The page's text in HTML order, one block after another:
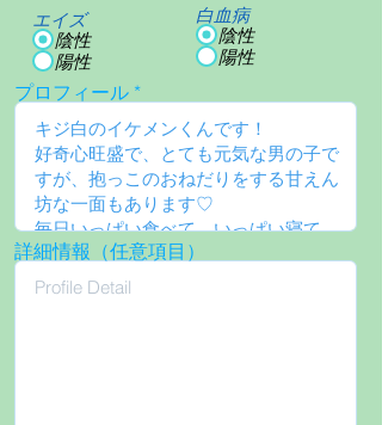
エイズ
陰性
陽性
白血病
陰性
陽性
プロフィール
詳細情報（任意項目）